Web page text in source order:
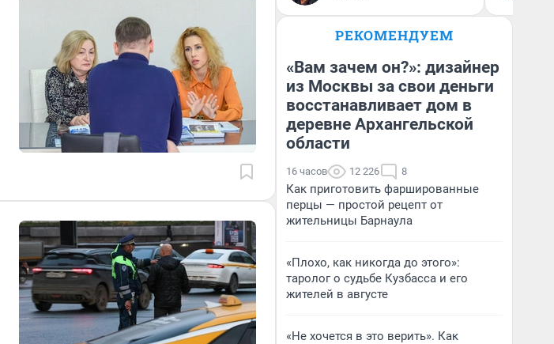
РЕКОМЕНДУЕМ
«Вам зачем он?»: дизайнер
из Москвы за свои деньги
восстанавливает дом в
деревне Архангельской
области
16 часов 12 226 8
Как приготовить фаршированные
перцы — простой рецепт от
жительницы Барнаула
«Плохо, как никогда до этого»:
таролог о судьбе Кузбасса и его
жителей в августе
«Не хочется в это верить». Как